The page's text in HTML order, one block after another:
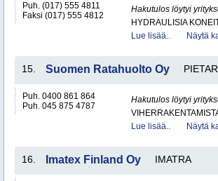
Puh. (017) 555 4811
Faksi (017) 555 4812
Hakutulos löytyi
HYDRAULISIA
Lue lisää..
Näytä
15. Suomen Ratahuolto Oy
Puh. 0400 861 864
Puh. 045 875 4787
Hakutulos löytyi
Lue lisää..
Näytä
16. Imatex Finland Oy IMATRA